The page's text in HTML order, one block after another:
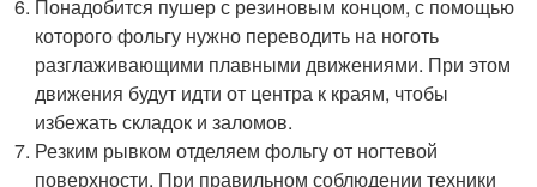
Понадобится пушер с резиновым концом, с помощью
которого фольгу нужно переводить на ноготь
разглаживающими плавными движениями. При этом
движения будут идти от центра к краям, чтобы
избежать складок и заломов.
Резким рывком отделяем фольгу от ногтевой
поверхности. При правильном соблюдении техники